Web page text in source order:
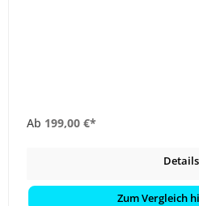
Ab 199,00 €*
Details
Zum Vergleich